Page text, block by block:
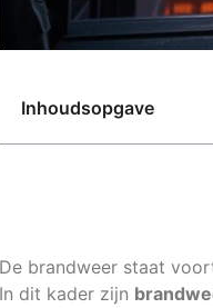
Inhoudsopgave
De brandweer staat
In dit kader zijn